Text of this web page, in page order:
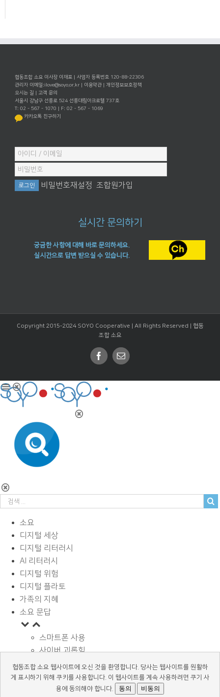
협동조합 소요 이사장 이재포 | 사업자 등록번호 120-88-22306
관리자 이메일:ilove@soyo.or.kr | 이용약관 | 개인정보보호정책
오시는 길 | 고객 문의
서울시 강남구 선릉로 524 선릉대림아크로텔 737호
T: 02 - 567 - 1070 | F: 02 - 567 - 1069
카카오톡 친구하기
비밀번호재설정 조합원가입
실시간 문의하기
궁금한 사항에 대해 바로 문의하세요.
실시간으로 답변 받으실 수 있습니다.
Copyright 2015-2024 SOYO Cooperative | All Rights Reserved | 협동
조합 소요
Facebook
Email
소요
디지털 세상
디지털 리터러시
AI 리터러시
디지털 위험
디지털 플라토
가족의 지혜
소요 문답
스마트폰 사용
사이버 괴롭힘
페이스북과 SNS
디지털과 학습
광고 바로알기
협동조합 소요 웹사이트에 오신 것을 환영합니다. 당사는 웹사이트를 원활하
게 표시하기 위해 쿠키를 사용합니다. 이 웹사이트를 계속 사용하려면 쿠기 사
용에 동의해야 합니다.
동의 비동의